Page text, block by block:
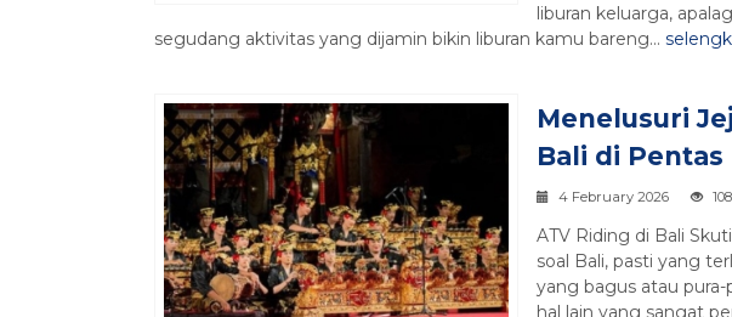
liburan keluarga,
segudang aktivitas yang dijamin bikin liburan kamu bareng...
Menelusuri
Bali di Pentas
4 February 2026
ATV Riding di Bali
soal Bali, pasti yang
yang bagus atau pura-
hal lain yang sangat